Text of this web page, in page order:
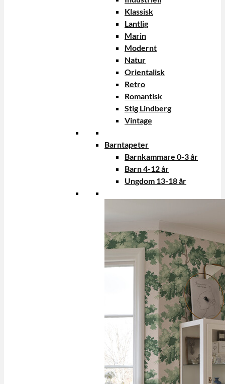
Klassisk
Lantlig
Marin
Modernt
Natur
Orientalisk
Retro
Romantisk
Stig Lindberg
Vintage
Barntapeter
Barnkammare 0-3 år
Barn 4-12 år
Ungdom 13-18 år